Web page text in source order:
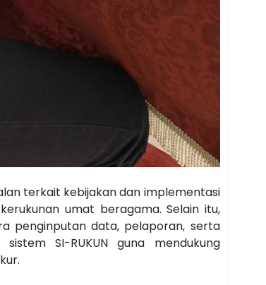
terkait kebijakan dan implementasi
umat beragama. Selain itu,
penginputan data, pelaporan, serta
SI-RUKUN guna mendukung